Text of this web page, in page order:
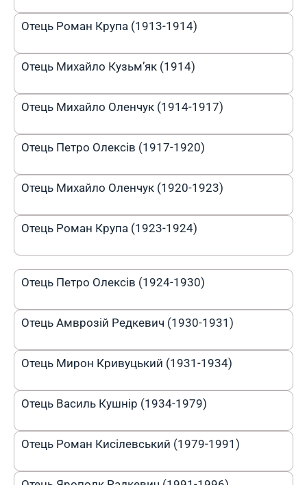
Отець Роман Крупа (1913-1914)
Отець Михайло Кузьм’як (1914)
Отець Михайло Оленчук (1914-1917)
Отець Петро Олексів (1917-1920)
Отець Михайло Оленчук (1920-1923)
Отець Роман Крупа (1923-1924)
Отець Петро Олексів (1924-1930)
Отець Амврозій Редкевич (1930-1931)
Отець Мирон Кривуцький (1931-1934)
Отець Василь Кушнір (1934-1979)
Отець Роман Кисілевський (1979-1991)